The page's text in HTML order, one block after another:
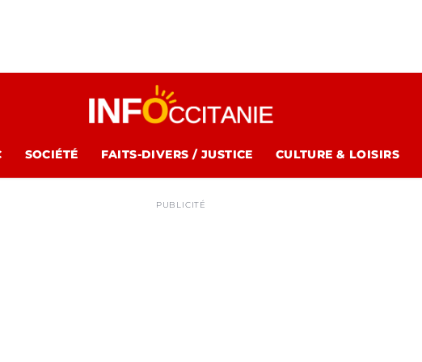
SOCIÉTÉ FAITS-DIVERS / JUSTICE CULTURE & LOISIRS
PUBLICITÉ